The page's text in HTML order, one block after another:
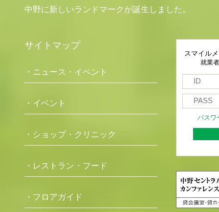
中野に新しいランドマークが誕生しました。
サイトマップ
・ニュース・イベント
・イベント
・ショップ・クリニック
・レストラン・フード
・フロアガイド
スマイル
就業
パスワ